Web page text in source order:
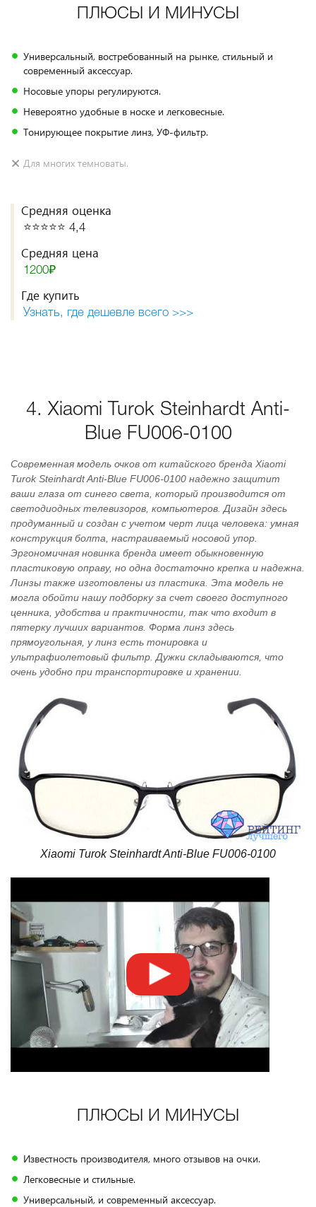
ПЛЮСЫ И МИНУСЫ
Универсальный, востребованный на рынке, стильный и
современный аксессуар.
Носовые упоры регулируются.
Невероятно удобные в носке и легковесные.
Тонирующее покрытие линз, УФ-фильтр.
Для многих темноваты.
Средняя оценка
⭐️⭐️⭐️⭐️⭐️ 4,4
Средняя цена
1200₽
Где купить
Узнать, где дешевле всего >>>
4. Xiaomi Turok Steinhardt Anti-
Blue FU006-0100
Современная модель очков от китайского бренда Xiaomi
Turok Steinhardt Anti-Blue FU006-0100 надежно защитит
ваши глаза от синего света, который производится от
светодиодных телевизоров, компьютеров. Дизайн здесь
продуманный и создан с учетом черт лица человека: умная
конструкция болта, настраиваемый носовой упор.
Эргономичная новинка бренда имеет обыкновенную
пластиковую оправу, но одна достаточно крепка и надежна.
Линзы также изготовлены из пластика. Эта модель не
могла обойти нашу подборку за счет своего доступного
ценника, удобства и практичности, так что входит в
пятерку лучших вариантов. Форма линз здесь
прямоугольная, у линз есть тонировка и
ультрафиолетовый фильтр. Дужки складываются, что
очень удобно при транспортировке и хранении.
Xiaomi Turok Steinhardt Anti-Blue FU006-0100
ПЛЮСЫ И МИНУСЫ
Известность производителя, много отзывов на очки.
Легковесные и стильные.
Универсальный, и современный аксессуар.